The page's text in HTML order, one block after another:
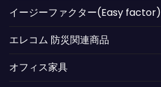
イージーファクター(Easy factor)
エレコム 防災関連商品
オフィス家具